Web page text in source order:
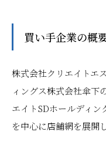
買い手企業の概
株式会社クリエイトエ
ィングス株式会社傘下
エイトSDホールディ
を中心に店舗網を展開